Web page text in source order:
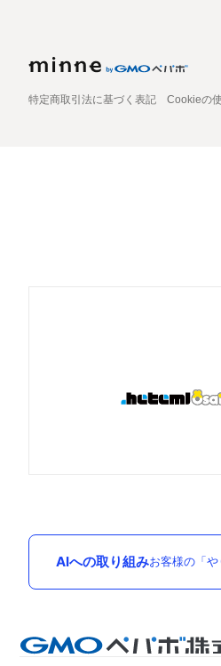
特定商取引法に基づく表記 Cookieの
AIへの取り組みお客様の「